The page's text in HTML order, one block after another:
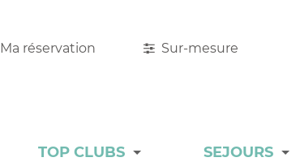
Ma réservation Sur-mesure
TOP CLUBS SEJOURS